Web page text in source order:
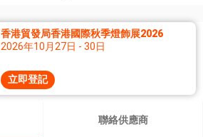
香港貿發局香港國際秋季燈飾展2026
2026年10月27日 - 30日
立即登記
聯絡供應商